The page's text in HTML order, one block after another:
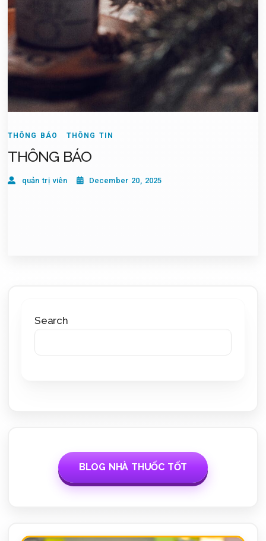
THÔNG BÁO THÔNG TIN
THÔNG BÁO
quản trị viên December 20, 2025
Search
BLOG NHÀ THUỐC TỐT